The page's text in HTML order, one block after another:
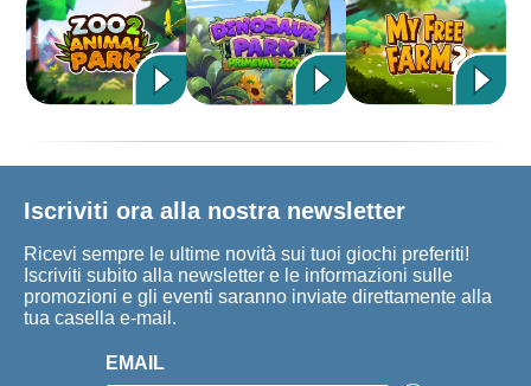
Iscriviti ora alla nostra newsletter
Ricevi sempre le ultime novità sui tuoi giochi preferiti!
Iscriviti subito alla newsletter e le informazioni sulle
promozioni e gli eventi saranno inviate direttamente alla
tua casella e-mail.
EMAIL